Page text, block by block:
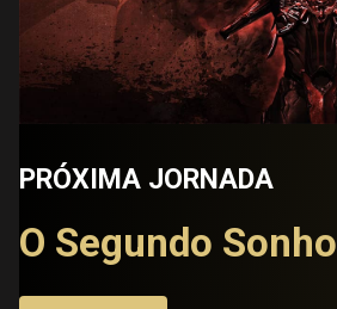
PRÓXIMA JORNADA
O Segundo Sonho